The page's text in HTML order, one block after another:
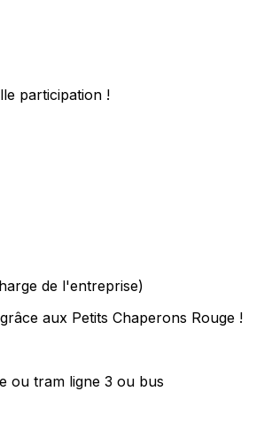
participation !
de l'entreprise)
aux Petits Chaperons Rouge !
ou tram ligne 3 ou bus